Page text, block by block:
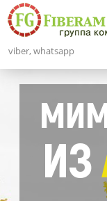
viber, whatsapp
ИЗ